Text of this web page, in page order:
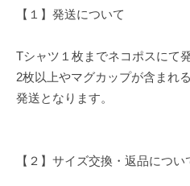
【１】発送について
Tシャツ１枚までネコポスにて
2枚以上やマグカップが含まれ
発送となります。
【２】サイズ交換・返品につい